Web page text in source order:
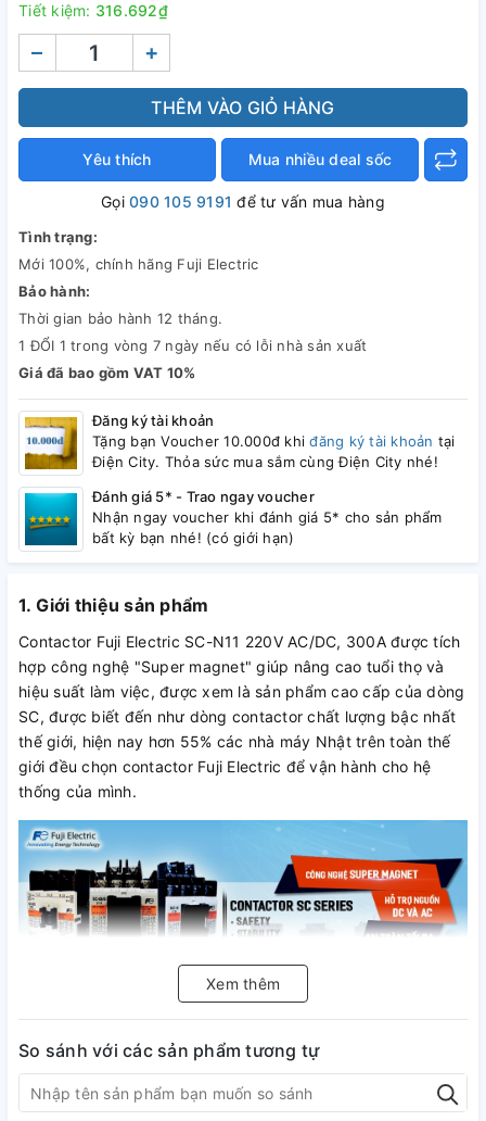
Tiết kiệm: 316.692₫
– +
THÊM VÀO GIỎ HÀNG
Yêu thích Mua nhiều deal sốc
Gọi090 105 9191 để tư vấn mua hàng
Tình trạng:
Mới 100%, chính hãng Fuji Electric
Bảo hành:
Thời gian bảo hành 12 tháng.
1 ĐỔI 1 trong vòng 7 ngày nếu có lỗi nhà sản xuất
Giá đã bao gồm VAT 10%
Đăng ký tài khoản
Tặng bạn Voucher 10.000đ khiđăng ký tài khoản tại
Điện City. Thỏa sức mua sắm cùng Điện City nhé!
Đánh giá 5* - Trao ngay voucher
Nhận ngay voucher khi đánh giá 5* cho sản phẩm
bất kỳ bạn nhé! (có giới hạn)
1. Giới thiệu sản phẩm
Contactor Fuji Electric SC-N11 220V AC/DC, 300A được tích
hợp công nghệ "Super magnet" giúp nâng cao tuổi thọ và
hiệu suất làm việc, được xem là sản phẩm cao cấp của dòng
SC, được biết đến như dòng contactor chất lượng bậc nhất
thế giới, hiện nay hơn 55% các nhà máy Nhật trên toàn thế
giới đều chọn contactor Fuji Electric để vận hành cho hệ
thống của mình.
Xem thêm
So sánh với các sản phẩm tương tự